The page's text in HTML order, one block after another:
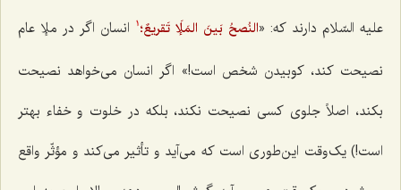
علیه السّلام دارند که: «النُصحُ بَینَ المَلَإ تَقریعٌ؛ 1
انسان اگر در ملإ عام
نصیحت کند، کوبیدن شخص است!» اگر انسان می‌خواهد نصیحت
بکند، اصلاً جلوی کسی نصیحت نکند، بلکه در خلوت و خفاء بهتر
است!) یک‌وقت این‌طوری است که می‌آید و تأثیر می‌کند و مؤثّر واقع